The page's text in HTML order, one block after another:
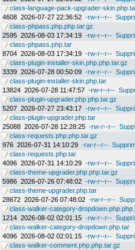
class-language-pack-upgrader-
4608 2026-07-27 22:36:52 -rw-r--r--
class-phpass.php.php.tar.gz
2595 2026-08-03 17:34:19 -rw-r--r--
class-phpass.php.tar
8704 2026-08-03 17:34:19 -rw-r--r--
class-plugin-installer-skin.php.php.tar.gz
3339 2026-07-28 00:50:09 -rw-r--r--
class-plugin-installer-skin.php.tar
13824 2026-07-28 11:47:57 -rw-r--r--
class-plugin-upgrader.php.php.tar.gz
5207 2026-07-27 23:43:17 -rw-r--r--
class-plugin-upgrader.php.tar
25088 2026-07-28 12:28:25 -rw-r--r--
class-requests.php.php.tar.gz
976 2026-07-31 14:10:29 -rw-r--r--
class-requests.php.tar
4096 2026-07-31 14:10:29 -rw-r--r--
class-theme-upgrader.php.php.tar.gz
5986 2026-07-26 07:48:02 -rw-r--r--
class-theme-upgrader.php.tar
28672 2026-07-26 07:48:02 -rw-r--r--
class-walker-category-
1214 2026-08-02 02:01:15 -rw-r--r--
class-walker-category-dropdown.php.tar
4096 2026-08-02 02:01:15 -rw-r--r--
class-walker-comment.php.php.tar.gz